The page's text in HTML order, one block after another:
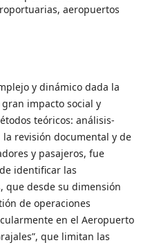
aeropuertos
y dinámico dada la
impacto social y
teóricos: análisis-
revisión documental y de
y pasajeros, fue
identificar las
que desde su dimensión
de operaciones
en el Aeropuerto
que limitan las